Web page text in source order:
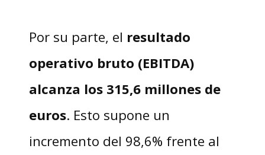
Por su parte, el resultado
operativo bruto (EBITDA)
alcanza los 315,6 millones de
euros. Esto supone un
incremento del 98,6% frente al